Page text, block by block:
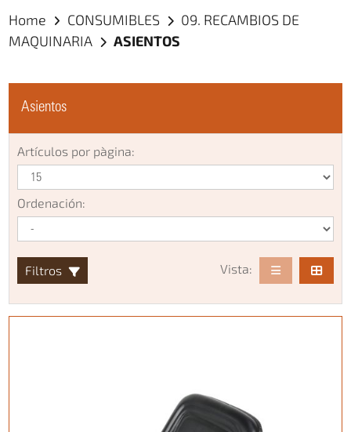
Home CONSUMIBLES
09. RECAMBIOS DE
MAQUINARIA
ASIENTOS
Asientos
Artículos por pàgina:
Ordenación:
Filtros Vista: